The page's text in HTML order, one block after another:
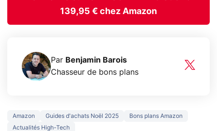
139,95 € chez Amazon
Par Benjamin Barois
Chasseur de bons plans
Amazon Guides d'achats Noël 2025
Bons plans Amazon
Actualités High-Tech